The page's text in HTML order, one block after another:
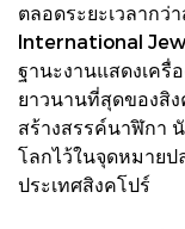
ตลอดระยะเวลาก
International
ฐานะงานแสดงเครื่
ยาวนานที่สุดของสิง
สร้างสรรค์นาฬิกา
โลกไว้ในจุดหมายป
ประเทศสิงคโปร์